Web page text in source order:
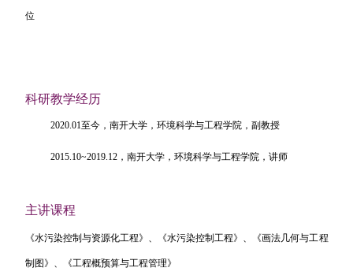
位
科研教学经历
2020.01至今，南开大学，环境科学与工程学院，副教授
2015.10~2019.12，南开大学，环境科学与工程学院，讲师
主讲课程
《水污染控制与资源化工程》、《水污染控制工程》、《画法几何与工程
制图》、《工程概预算与工程管理》